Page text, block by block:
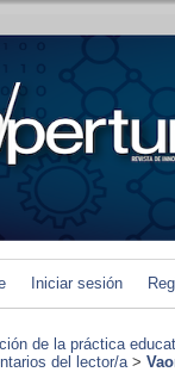
Iniciar sesión
de la práctica
del lector/a>